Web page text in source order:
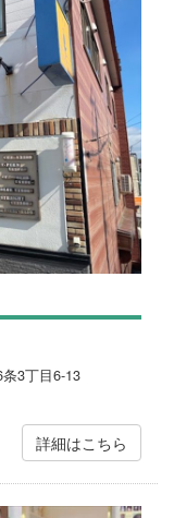
3丁目6-13
詳細はこちら